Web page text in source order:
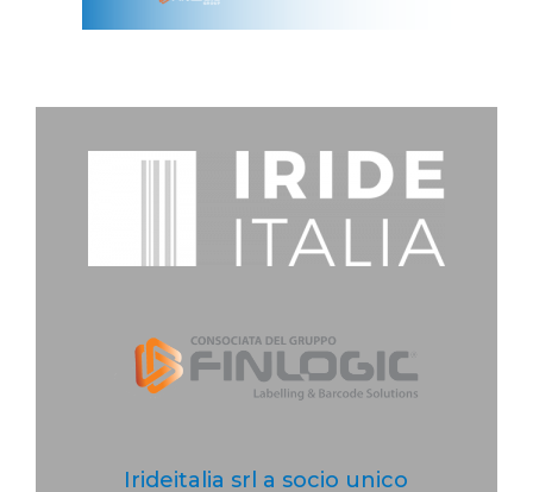
Irideitalia srl a socio unico